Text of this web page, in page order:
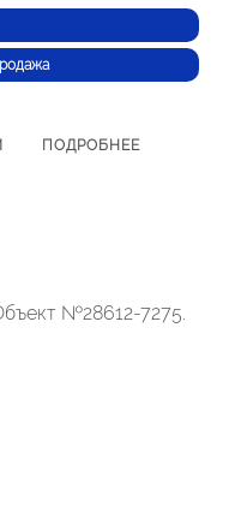
ПОДРОБНЕЕ
№28612-7275.